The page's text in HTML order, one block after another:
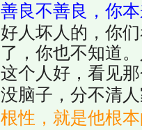
善良不善良，你
好人坏人的，你
了，你也不知道
这个人好，看见
没脑子，分不清
根性，就是他根